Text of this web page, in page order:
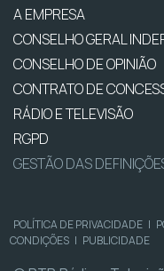
A EMPRESA
CONSELHO GERAL
CONSELHO DE OPINIÃO
CONTRATO DE
RÁDIO E TELEVISÃO
RGPD
GESTÃO DAS
POLÍTICA DE PRIVACIDADE |
CONDIÇÕES | PUBLICIDADE